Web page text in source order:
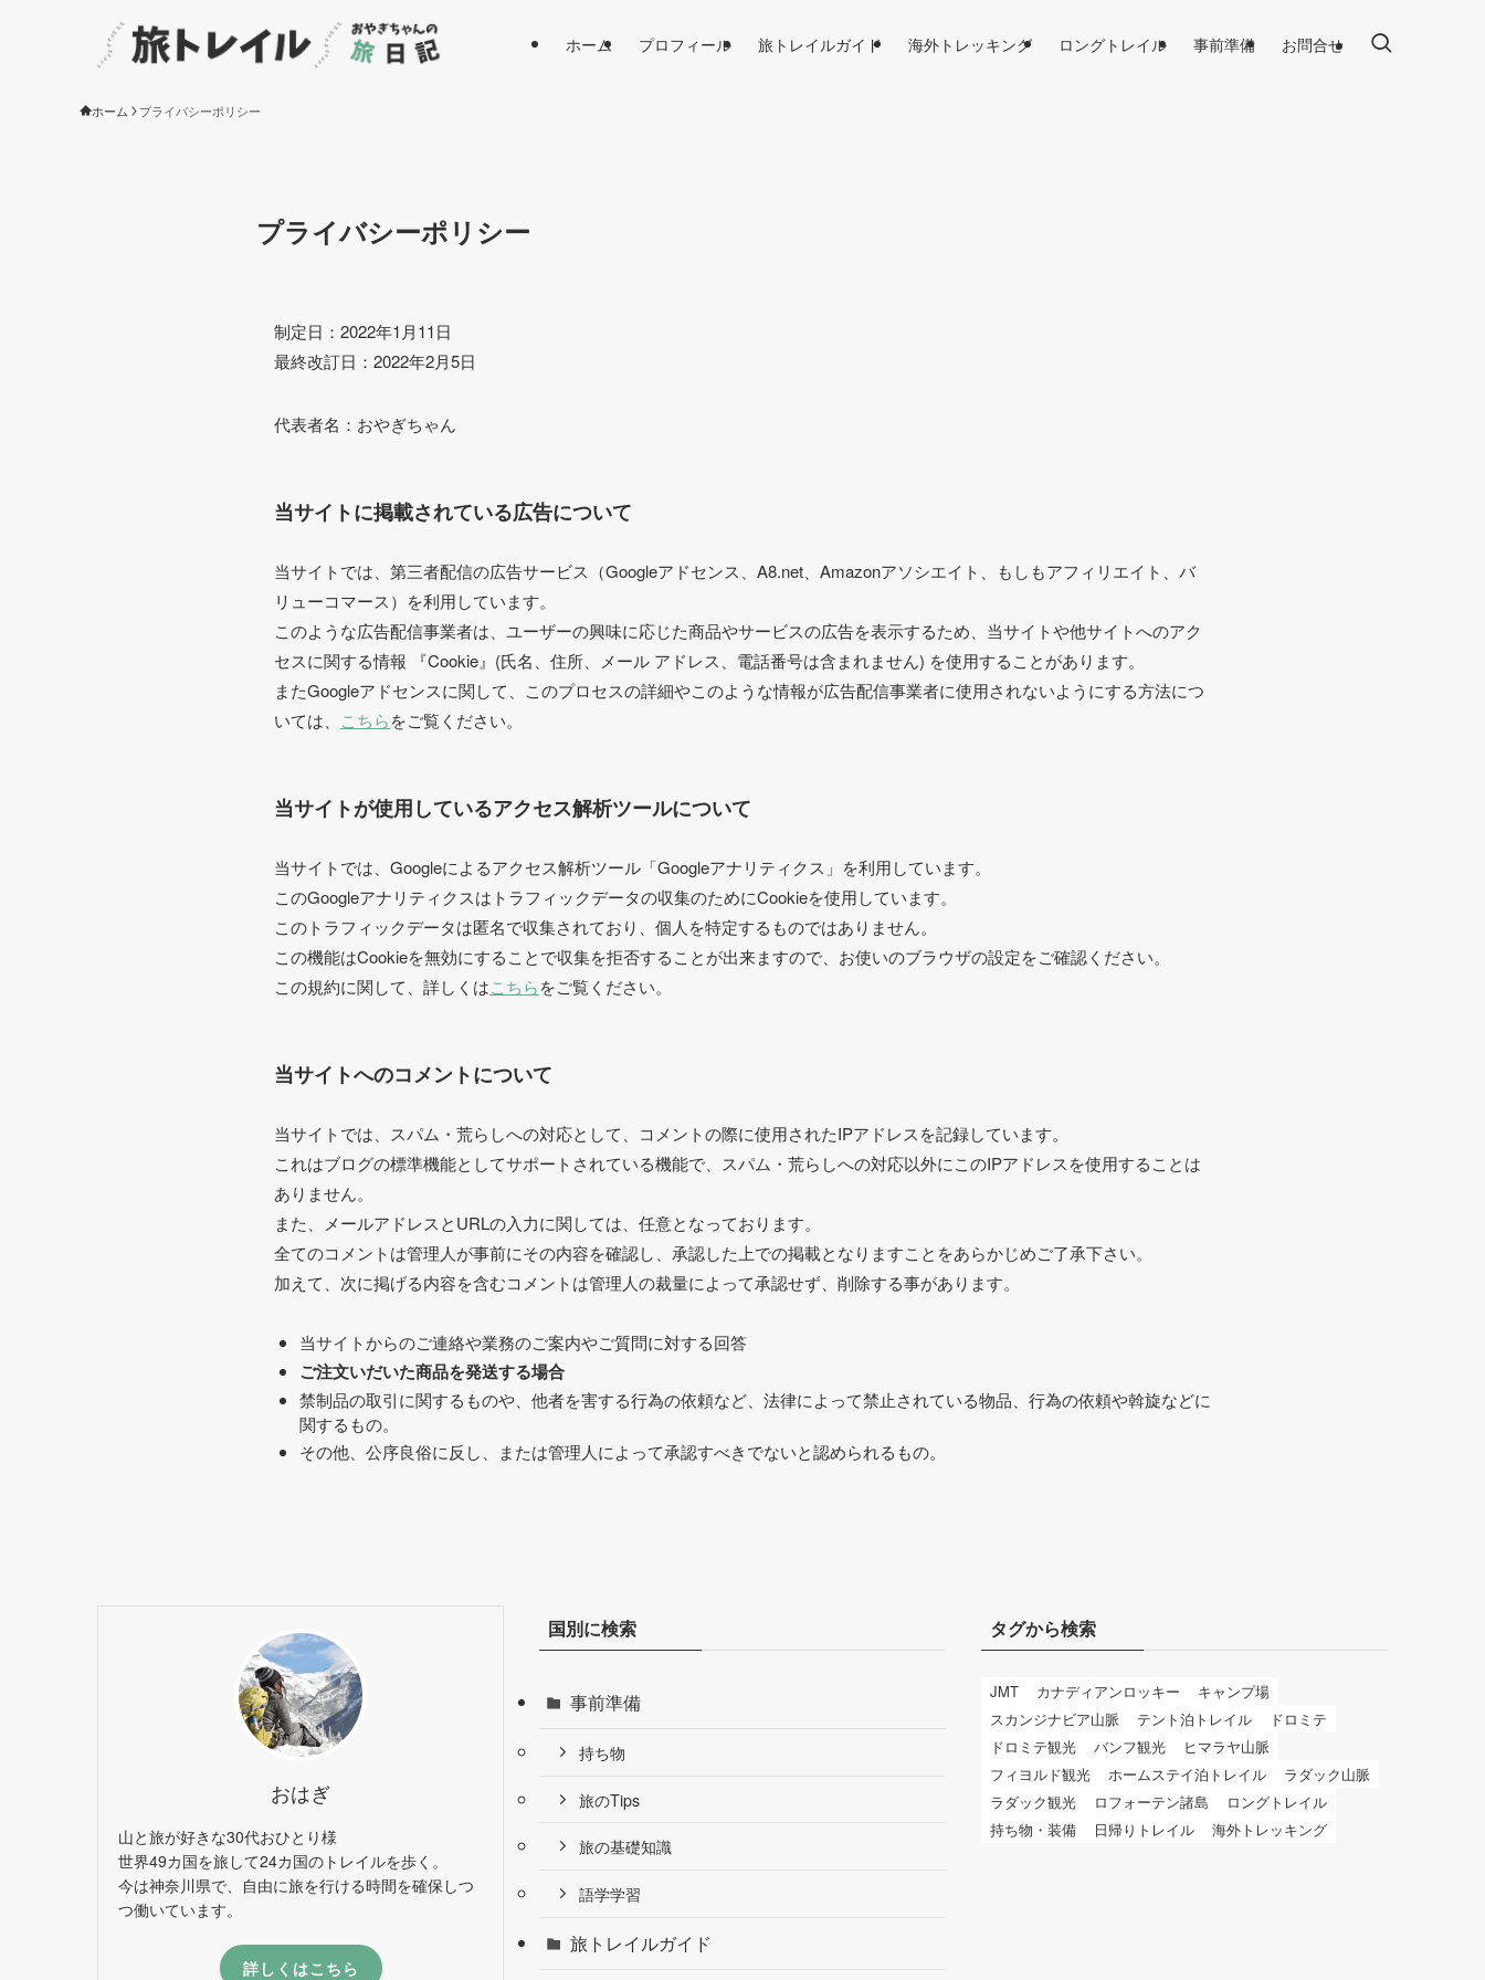
ホーム プロフィール 旅トレイルガイド 海外トレッキング ロングトレイル 事前準備 お問合せ
ホーム プライバシーポリシー
プライバシーポリシー
制定日：2022年1月11日
最終改訂日：2022年2月5日
代表者名：おやぎちゃん
当サイトに掲載されている広告について
当サイトでは、第三者配信の広告サービス（Googleアドセンス、A8.net、Amazonアソシエイト、もしもアフィリエイト、バ
リューコマース）を利用しています。
このような広告配信事業者は、ユーザーの興味に応じた商品やサービスの広告を表示するため、当サイトや他サイトへのアク
セスに関する情報 『Cookie』(氏名、住所、メール アドレス、電話番号は含まれません) を使用することがあります。
またGoogleアドセンスに関して、このプロセスの詳細やこのような情報が広告配信事業者に使用されないようにする方法につ
いては、 こちらをご覧ください。
当サイトが使用しているアクセス解析ツールについて
当サイトでは、Googleによるアクセス解析ツール「Googleアナリティクス」を利用しています。
このGoogleアナリティクスはトラフィックデータの収集のためにCookieを使用しています。
このトラフィックデータは匿名で収集されており、個人を特定するものではありません。
この機能はCookieを無効にすることで収集を拒否することが出来ますので、お使いのブラウザの設定をご確認ください。
この規約に関して、詳しくはこちらをご覧ください。
当サイトへのコメントについて
当サイトでは、スパム・荒らしへの対応として、コメントの際に使用されたIPアドレスを記録しています。
これはブログの標準機能としてサポートされている機能で、スパム・荒らしへの対応以外にこのIPアドレスを使用することは
ありません。
また、メールアドレスとURLの入力に関しては、任意となっております。
全てのコメントは管理人が事前にその内容を確認し、承認した上での掲載となりますことをあらかじめご了承下さい。
加えて、次に掲げる内容を含むコメントは管理人の裁量によって承認せず、削除する事があります。
当サイトからのご連絡や業務のご案内やご質問に対する回答
ご注文いだいた商品を発送する場合
禁制品の取引に関するものや、他者を害する行為の依頼など、法律によって禁止されている物品、行為の依頼や斡旋などに
関するもの。
その他、公序良俗に反し、または管理人によって承認すべきでないと認められるもの。
おはぎ
山と旅が好きな30代おひとり様
世界49カ国を旅して24カ国のトレイルを歩く。
今は神奈川県で、自由に旅を行ける時間を確保しつ
つ働いています。
詳しくはこちら
国別に検索
事前準備
持ち物
旅のTips
旅の基礎知識
語学学習
旅トレイルガイド
タグから検索
JMT カナディアンロッキー
キャンプ場
スカンジナビア山脈
テント泊トレイル
ドロミテ
ドロミテ観光
バンフ観光
ヒマラヤ山脈
フィヨルド観光
ホームステイ泊トレイル
ラダック山脈
ラダック観光
ロフォーテン諸島
ロングトレイル
持ち物・装備
日帰りトレイル 海外トレッキング